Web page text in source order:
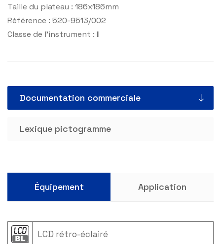
Taille du plateau : 186x186mm
Référence : 520-9513/002
Classe de l’instrument : II
Documentation commerciale
Lexique pictogramme
Équipement Application
LCD rétro-éclairé